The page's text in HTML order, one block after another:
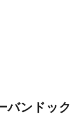
ンドック